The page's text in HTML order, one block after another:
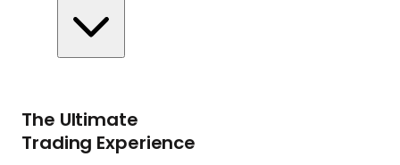
The Ultimate
Trading Experience